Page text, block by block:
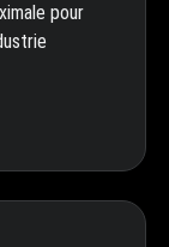
pour